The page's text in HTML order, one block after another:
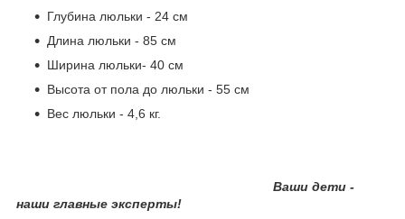
Глубина люльки - 24 см
Длина люльки - 85 см
Ширина люльки- 40 см
Высота от пола до люльки - 55 см
Вес люльки - 4,6 кг.
Ваши дети -
наши главные эксперты!